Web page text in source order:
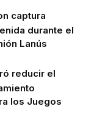
captura
durante el
Lanús
reducir el
los Juegos